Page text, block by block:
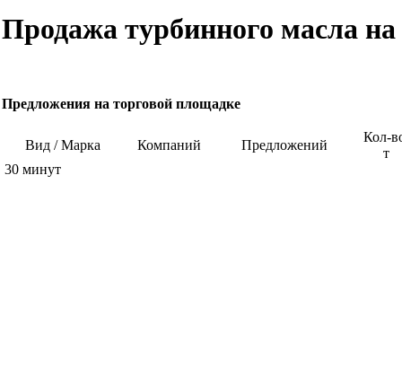
Продажа турбинного масла на
Предложения на торговой площадке
Вид / Марка Компаний Предложений
Кол-
т
30 минут